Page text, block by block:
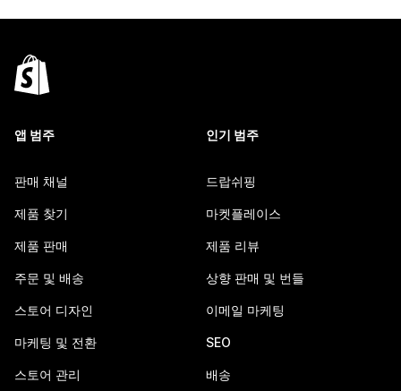
앱 범주
판매 채널
제품 찾기
제품 판매
주문 및 배송
스토어 디자인
마케팅 및 전환
스토어 관리
인기 범주
드랍쉬핑
마켓플레이스
제품 리뷰
상향 판매 및 번들
이메일 마케팅
SEO
배송